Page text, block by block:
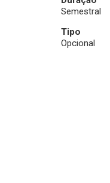
Semestral
Tipo
Opcional